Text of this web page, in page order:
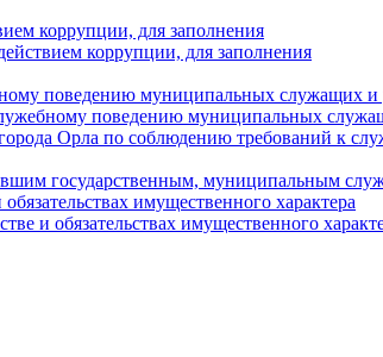
коррупции, для заполнения
коррупции, для заполнения
поведению муниципальных служащих и
поведению муниципальных
Орла по соблюдению требований к
государственным, муниципальным
имущественного характера
и обязательствах имущественного